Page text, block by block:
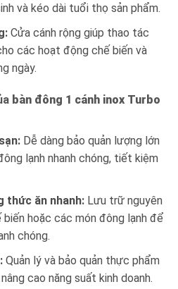
và kéo dài tuổi thọ sản phẩm.
Cửa cánh rộng giúp thao tác
các hoạt động chế biến và
ngày.
bàn đông 1 cánh inox Turbo
Dễ dàng bảo quản lượng lớn
lạnh nhanh chóng, tiết kiệm
thức ăn nhanh:Lưu trữ nguyên
biến hoặc các món đông lạnh để
chóng.
Quản lý và bảo quản thực phẩm
cao năng suất kinh doanh.